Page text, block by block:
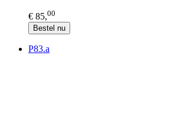
€ 85,00
Bestel nu
P83.a